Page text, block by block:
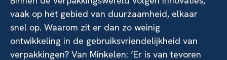
vaak op het gebied van duurzaamheid, elkaar
snel op. Waarom zit er dan zo weinig
ontwikkeling in de gebruiksvriendelijkheid van
verpakkingen? Van Minkelen: ‘Er is van tevoren